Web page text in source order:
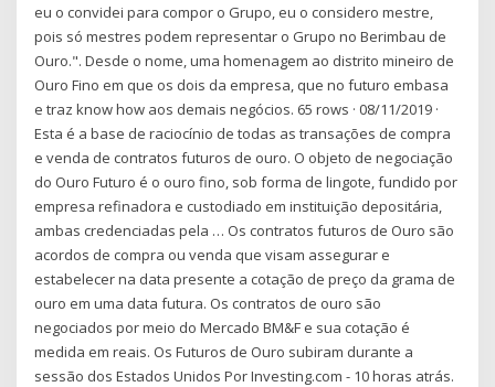
eu o convidei para compor o Grupo, eu o considero mestre,
pois só mestres podem representar o Grupo no Berimbau de
Ouro.". Desde o nome, uma homenagem ao distrito mineiro de
Ouro Fino em que os dois da empresa, que no futuro embasa
e traz know how aos demais negócios. 65 rows · 08/11/2019 ·
Esta é a base de raciocínio de todas as transações de compra
e venda de contratos futuros de ouro. O objeto de negociação
do Ouro Futuro é o ouro fino, sob forma de lingote, fundido por
empresa refinadora e custodiado em instituição depositária,
ambas credenciadas pela … Os contratos futuros de Ouro são
acordos de compra ou venda que visam assegurar e
estabelecer na data presente a cotação de preço da grama de
ouro em uma data futura. Os contratos de ouro são
negociados por meio do Mercado BM&F e sua cotação é
medida em reais. Os Futuros de Ouro subiram durante a
sessão dos Estados Unidos Por Investing.com - 10 horas atrás.